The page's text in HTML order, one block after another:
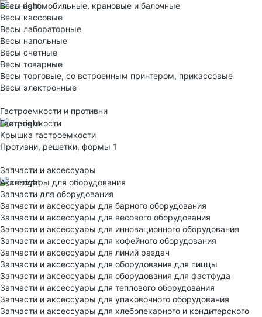
Весы автомобильные, крановые и балочные
Весы кассовые
Весы лабораторные
Весы напольные
Весы счетные
Весы товарные
Весы торговые, со встроенным принтером, прикассовые
Весы электронные
Гастроемкости и противни
Гастроемкости
Крышка гастроемкости
Противни, решетки, формы 1
Запчасти и аксессуары
Аксессуары для оборудования
Запчасти для оборудования
Запчасти и аксессуары для барного оборудования
Запчасти и аксессуары для весового оборудования
Запчасти и аксессуары для инновационного оборудования
Запчасти и аксессуары для кофейного оборудования
Запчасти и аксессуары для линий раздач
Запчасти и аксессуары для оборудования для пиццы
Запчасти и аксессуары для оборудования для фастфуда
Запчасти и аксессуары для теплового оборудования
Запчасти и аксессуары для упаковочного оборудования
Запчасти и аксессуары для хлебопекарного и кондитерского